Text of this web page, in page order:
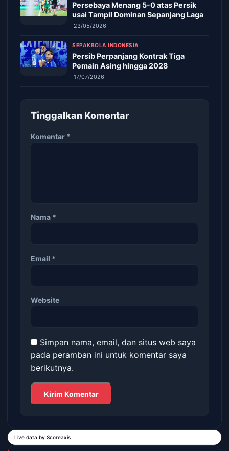
Persebaya Menang 5-0 atas Persik
usai Tampil Dominan Sepanjang Laga
·23/05/2026
SEPAKBOLA INDONESIA
Persib Perpanjang Kontrak Tiga
Pemain Asing hingga 2028
·17/07/2026
Tinggalkan Komentar
Komentar *
Nama *
Email *
Website
Simpan nama, email, dan situs web saya
pada peramban ini untuk komentar saya
berikutnya.
Live data by Scoreaxis